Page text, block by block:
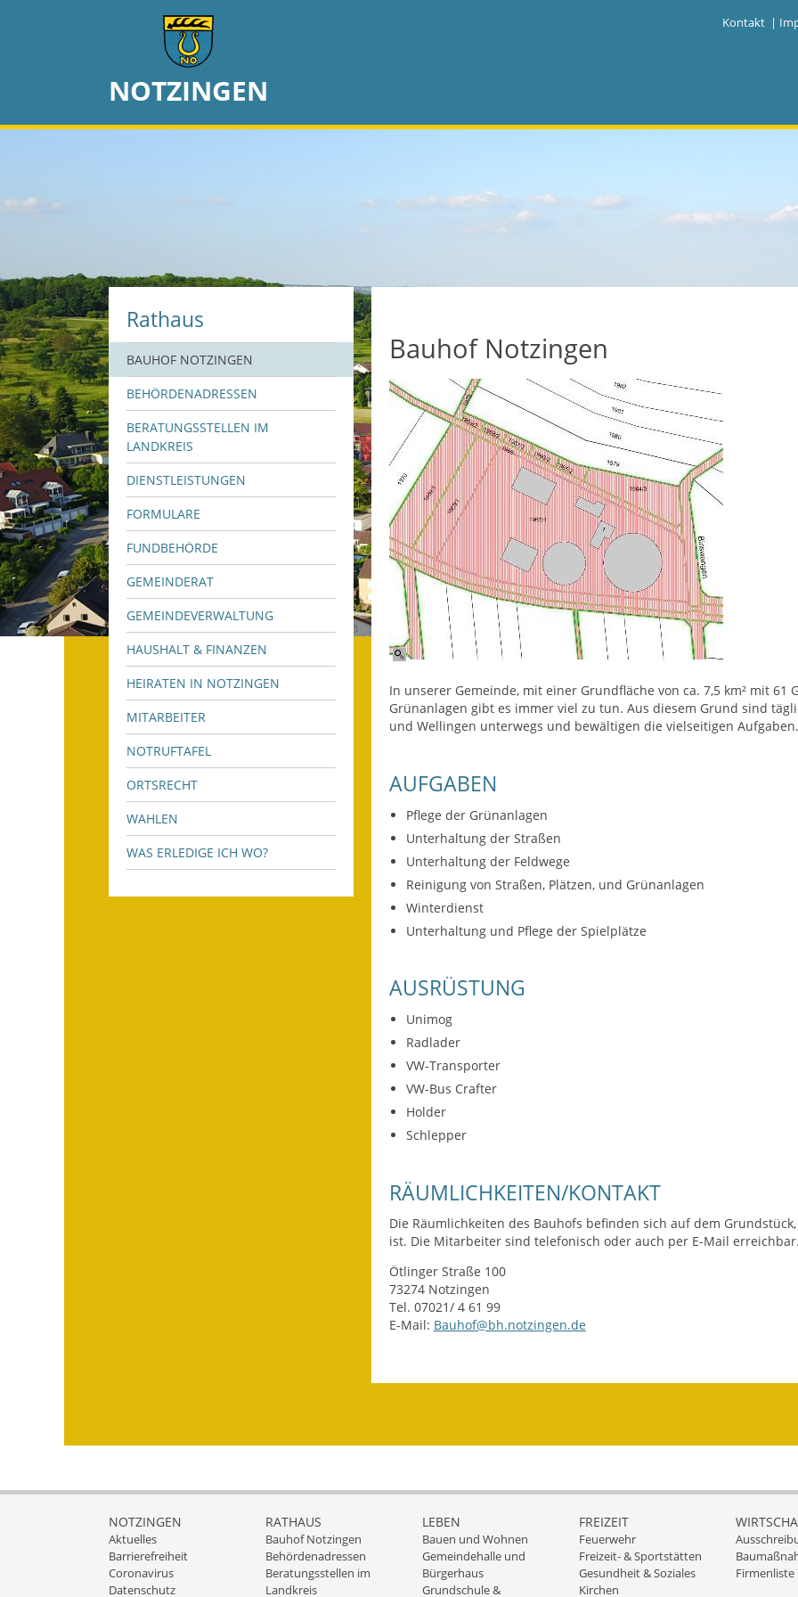
Kontakt |
NOTZINGEN
Rathaus
BAUHOF NOTZINGEN
BEHÖRDENADRESSEN
BERATUNGSSTELLEN IM
LANDKREIS
DIENSTLEISTUNGEN
FORMULARE
FUNDBEHÖRDE
GEMEINDERAT
GEMEINDEVERWALTUNG
HAUSHALT & FINANZEN
HEIRATEN IN NOTZINGEN
MITARBEITER
NOTRUFTAFEL
ORTSRECHT
WAHLEN
WAS ERLEDIGE ICH WO?
Bauhof Notzingen
In unserer Gemeinde, mit einer Grundfläche von ca. 7,5 km² mit
Grünanlagen gibt es immer viel zu tun. Aus diesem Grund sind
und Wellingen unterwegs und bewältigen die vielseitigen Aufgaben.
AUFGABEN
Pflege der Grünanlagen
Unterhaltung der Straßen
Unterhaltung der Feldwege
Reinigung von Straßen, Plätzen, und Grünanlagen
Winterdienst
Unterhaltung und Pflege der Spielplätze
AUSRÜSTUNG
Unimog
Radlader
VW-Transporter
VW-Bus Crafter
Holder
Schlepper
RÄUMLICHKEITEN/KONTAKT
Die Räumlichkeiten des Bauhofs befinden sich auf dem
ist. Die Mitarbeiter sind telefonisch oder auch per E-Mail erreichbar.
Ötlinger Straße 100
73274 Notzingen
Tel. 07021/ 4 61 99
E-Mail: Bauhof@bh.notzingen.de
NOTZINGEN
Aktuelles
Barrierefreiheit
Coronavirus
Datenschutz
RATHAUS
Bauhof Notzingen
Behördenadressen
Beratungsstellen im
Landkreis
LEBEN
Bauen und Wohnen
Gemeindehalle und
Bürgerhaus
Grundschule &
FREIZEIT
Feuerwehr
Freizeit- & Sportstätten
Gesundheit & Soziales
Kirchen
Firmenliste